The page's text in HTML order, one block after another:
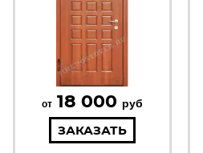
от 18 000 руб
ЗАКАЗАТЬ